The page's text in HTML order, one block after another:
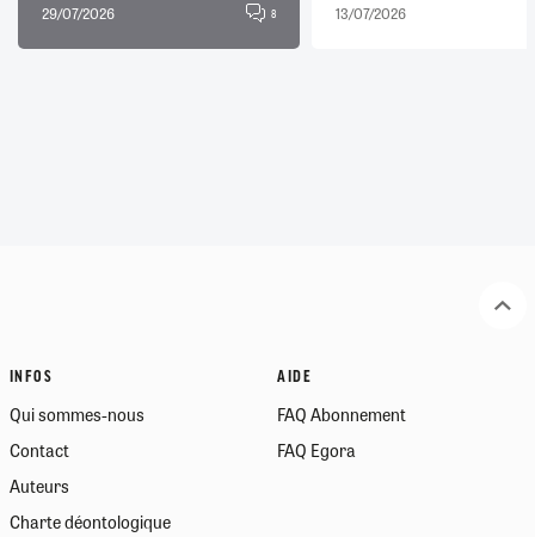
29/07/2026 8 13/07/2026
INFOS
Qui sommes-nous
Contact
Auteurs
Charte déontologique
AIDE
FAQ Abonnement
FAQ Egora